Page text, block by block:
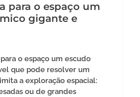
para o espaço um
gigante e
o espaço um escudo
que pode resolver um
a exploração espacial:
ou de grandes